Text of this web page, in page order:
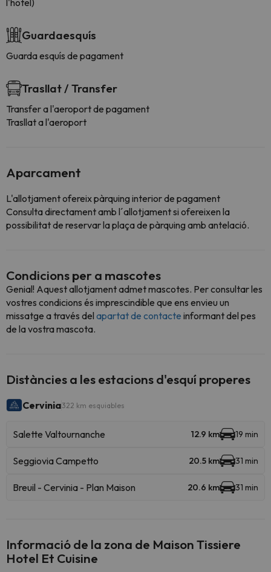
l'hotel)
Guardaesquís
Guarda esquís de pagament
Trasllat / Transfer
Transfer a l'aeroport de pagament
Trasllat a l'aeroport
Aparcament
L'allotjament ofereix pàrquing interior de pagament
Consulta directament amb l´allotjament si ofereixen la
possibilitat de reservar la plaça de pàrquing amb antelació.
Condicions per a mascotes
Genial! Aquest allotjament admet mascotes. Per consultar les
vostres condicions és imprescindible que ens envieu un
missatge a través del apartat de contacte informant del pes
de la vostra mascota.
Distàncies a les estacions d'esquí properes
Cervinia322 km esquiables
Salette Valtournanche 12.9 km 19 min
Seggiovia Campetto 20.5 km 31 min
Breuil - Cervinia - Plan Maison 20.6 km 31 min
Informació de la zona de Maison Tissiere
Hotel Et Cuisine